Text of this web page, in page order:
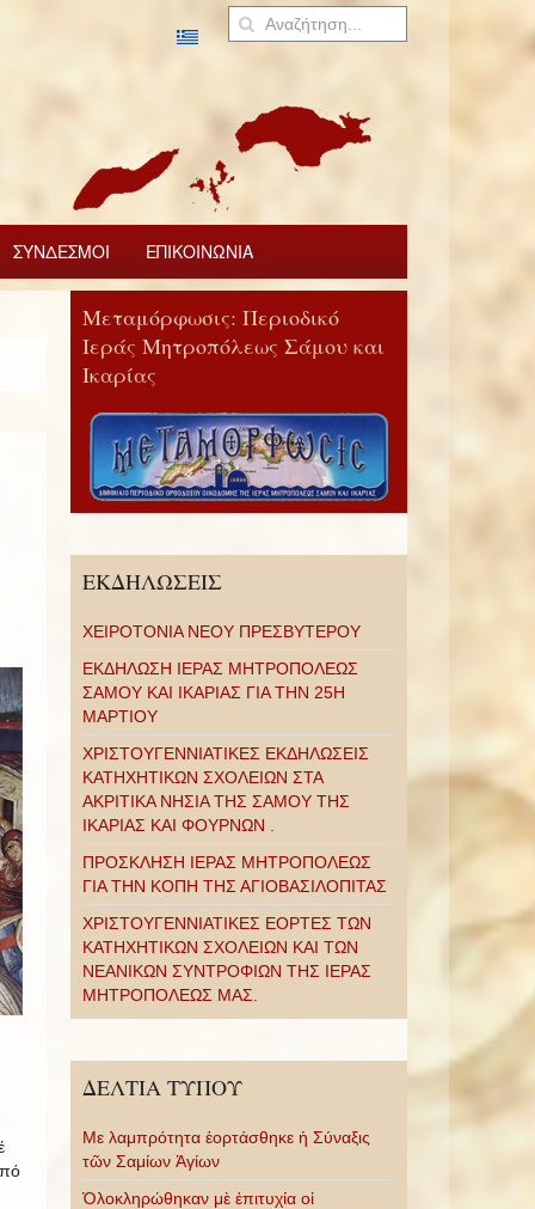
ΣΥΝΔΕΣΜΟΙ ΕΠΙΚΟΙΝΩΝΙΑ
Μεταμόρφωσις: Περιοδικό
Ιεράς Μητροπόλεως Σάμου και
Ικαρίας
ΕΚΔΗΛΩΣΕΙΣ
ΧΕΙΡΟΤΟΝΙΑ ΝΕΟΥ ΠΡΕΣΒΥΤΕΡΟΥ
ΕΚΔΗΛΩΣΗ ΙΕΡΑΣ ΜΗΤΡΟΠΟΛΕΩΣ
ΣΑΜΟΥ ΚΑΙ ΙΚΑΡΙΑΣ ΓΙΑ ΤΗΝ 25Η
ΜΑΡΤΙΟΥ
ΧΡΙΣΤΟΥΓΕΝΝΙΑΤΙΚΕΣ ΕΚΔΗΛΩΣΕΙΣ
ΚΑΤΗΧΗΤΙΚΩΝ ΣΧΟΛΕΙΩΝ ΣΤΑ
ΑΚΡΙΤΙΚΑ ΝΗΣΙΑ ΤΗΣ ΣΑΜΟΥ ΤΗΣ
ΙΚΑΡΙΑΣ ΚΑΙ ΦΟΥΡΝΩΝ .
ΠΡΟΣΚΛΗΣΗ ΙΕΡΑΣ ΜΗΤΡΟΠΟΛΕΩΣ
ΓΙΑ ΤΗΝ ΚΟΠΗ ΤΗΣ ΑΓΙΟΒΑΣΙΛΟΠΙΤΑΣ
ΧΡΙΣΤΟΥΓΕΝΝΙΑΤΙΚΕΣ ΕΟΡΤΕΣ ΤΩΝ
ΚΑΤΗΧΗΤΙΚΩΝ ΣΧΟΛΕΙΩΝ ΚΑΙ ΤΩΝ
ΝΕΑΝΙΚΩΝ ΣΥΝΤΡΟΦΙΩΝ ΤΗΣ ΙΕΡΑΣ
ΜΗΤΡΟΠΟΛΕΩΣ ΜΑΣ.
ΔΕΛΤΙΑ ΤΥΠΟΥ
Με λαμπρότητα ἑορτάσθηκε ἡ Σύναξις
τῶν Σαμίων Ἁγίων
Ὁλοκληρώθηκαν μὲ ἐπιτυχία οἱ